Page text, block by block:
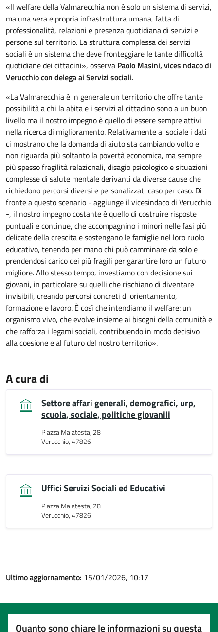
«Il welfare della Valmarecchia non è solo un sistema di servizi,
ma una vera e propria infrastruttura umana, fatta di
professionalità, relazioni e presenza quotidiana di servizi e
persone sul territorio. La struttura complessa dei servizi
sociali è un sistema che deve fronteggiare le tante difficoltà
quotidiane dei cittadini», osserva Paolo Masini, vicesindaco di
Verucchio con delega ai Servizi sociali.
«La Valmarecchia è in generale un territorio che offre tante
possibilità a chi la abita e i servizi al cittadino sono a un buon
livello ma il nostro impegno è quello di essere sempre attivi
nella ricerca di miglioramento. Relativamente al sociale i dati
ci mostrano che la domanda di aiuto sta cambiando volto e
non riguarda più soltanto la povertà economica, ma sempre
più spesso fragilità relazionali, disagio psicologico e situazioni
complesse di salute mentale derivanti da diverse cause che
richiedono percorsi diversi e personalizzati caso per caso. Di
fronte a questo scenario - aggiunge il vicesindaco di Verucchio
-, il nostro impegno costante è quello di costruire risposte
puntuali e continue, che accompagnino i minori nelle fasi più
delicate della crescita e sostengano le famiglie nel loro ruolo
educativo, tenendo per mano chi può camminare da solo e
prendendosi carico dei più fragili per garantire loro un futuro
migliore. Allo stesso tempo, investiamo con decisione sui
giovani, in particolare su quelli che rischiano di diventare
invisibili, creando percorsi concreti di orientamento,
formazione e lavoro. È così che intendiamo il welfare: un
organismo vivo, che evolve insieme ai bisogni della comunità e
che rafforza i legami sociali, contribuendo in modo decisivo
alla coesione e al futuro del nostro territorio».
A cura di
Settore affari generali, demografici, urp,
scuola, sociale, politiche giovanili
Piazza Malatesta, 28
Verucchio, 47826
Uffici Servizi Sociali ed Educativi
Piazza Malatesta, 28
Verucchio, 47826
Ultimo aggiornamento: 15/01/2026, 10:17
Quanto sono chiare le informazioni su questa